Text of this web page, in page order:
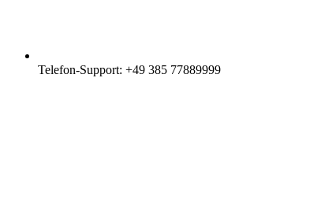
Telefon-Support: +49 385 77889999